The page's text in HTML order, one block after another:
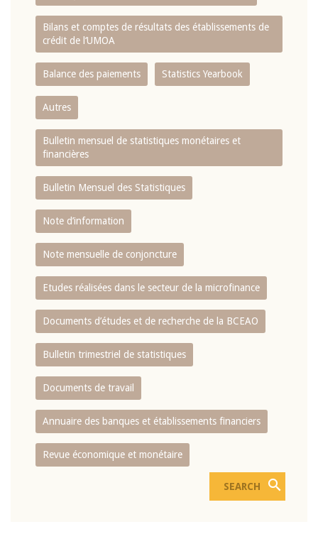
Bilans et comptes de résultats des établissements de
crédit de l‘UMOA
Balance des paiements Statistics Yearbook
Autres
Bulletin mensuel de statistiques monétaires et
financières
Bulletin Mensuel des Statistiques
Note d’information
Note mensuelle de conjoncture
Etudes réalisées dans le secteur de la microfinance
Documents d’études et de recherche de la BCEAO
Bulletin trimestriel de statistiques
Documents de travail
Annuaire des banques et établissements financiers
Revue économique et monétaire